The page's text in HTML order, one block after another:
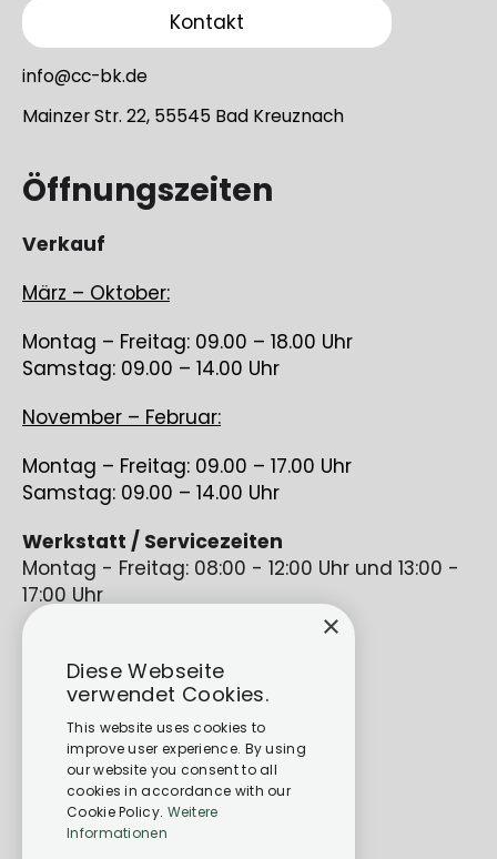
Kontakt
info@cc-bk.de
Mainzer Str. 22, 55545 Bad Kreuznach
Öffnungszeiten
Verkauf
März – Oktober:
Montag – Freitag: 09.00 – 18.00 Uhr
Samstag: 09.00 – 14.00 Uhr
November – Februar:
Montag – Freitag: 09.00 – 17.00 Uhr
Samstag: 09.00 – 14.00 Uhr
Werkstatt / Servicezeiten
Montag - Freitag: 08:00 - 12:00 Uhr und 13:00 -
17:00 Uhr
×
Diese Webseite
verwendet Cookies.
This website uses cookies to
improve user experience. By using
our website you consent to all
cookies in accordance with our
Cookie Policy. Weitere
Informationen